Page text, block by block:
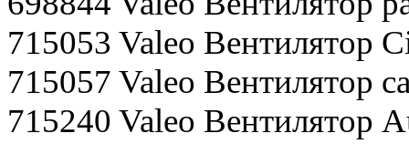
715053 Valeo Вентилятор
715057 Valeo Вентилятор
715240 Valeo Вентилятор